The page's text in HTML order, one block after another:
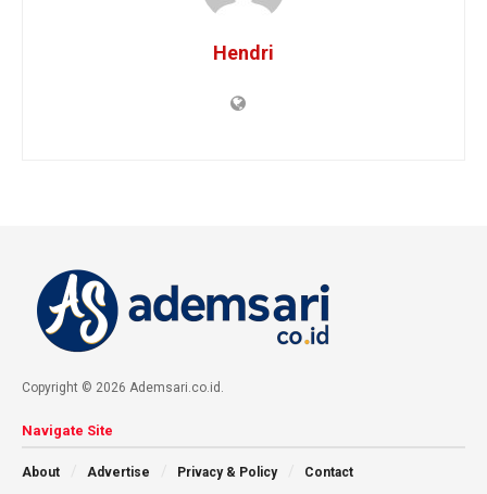
Hendri
Copyright © 2026 Ademsari.co.id.
Navigate Site
About Advertise Privacy & Policy Contact